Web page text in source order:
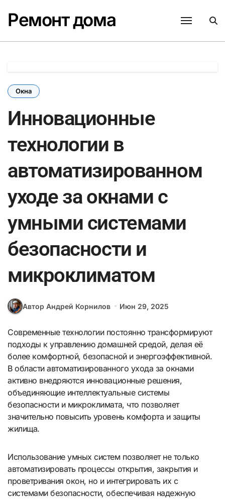
содержанию
Ремонт дома
Окна
Инновационные
технологии в
автоматизированном
уходе за окнами с
умными системами
безопасности и
микроклиматом
Автор Андрей Корнилов Июн 29, 2025
Современные технологии постоянно трансформируют
подходы к управлению домашней средой, делая её
более комфортной, безопасной и энергоэффективной.
В области автоматизированного ухода за окнами
активно внедряются инновационные решения,
объединяющие интеллектуальные системы
безопасности и микроклимата, что позволяет
значительно повысить уровень комфорта и защиты
жилища.
Использование умных систем позволяет не только
автоматизировать процессы открытия, закрытия и
проветривания окон, но и интегрировать их с
системами безопасности, обеспечивая надежную